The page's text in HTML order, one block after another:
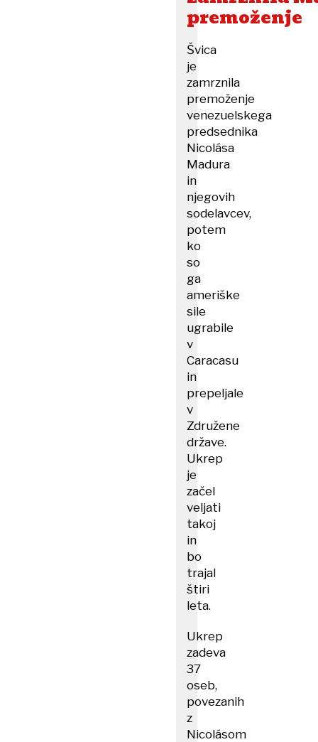
premoženje
Švica
je
zamrznila
premoženje
venezuelskega
predsednika
Nicolása
Madura
in
njegovih
sodelavcev,
potem
ko
so
ga
ameriške
sile
ugrabile
v
Caracasu
in
prepeljale
v
Združene
države.
Ukrep
je
začel
veljati
takoj
in
bo
trajal
štiri
leta.
Ukrep
zadeva
37
oseb,
povezanih
z
Nicolásom